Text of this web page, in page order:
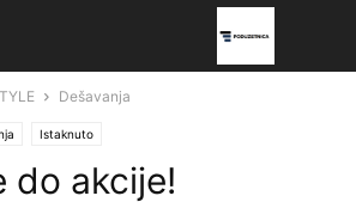
Dešavanja
Istaknuto
do akcije!